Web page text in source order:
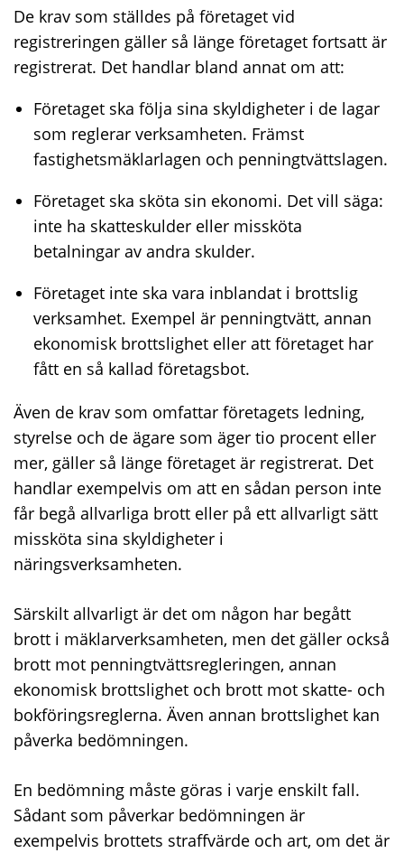
De krav som ställdes på företaget vid
registreringen gäller så länge företaget fortsatt är
registrerat. Det handlar bland annat om att:
Företaget ska följa sina skyldigheter i de lagar
som reglerar verksamheten. Främst
fastighetsmäklarlagen och penningtvättslagen.
Företaget ska sköta sin ekonomi. Det vill säga:
inte ha skatteskulder eller missköta
betalningar av andra skulder.
Företaget inte ska vara inblandat i brottslig
verksamhet. Exempel är penningtvätt, annan
ekonomisk brottslighet eller att företaget har
fått en så kallad företagsbot.
Även de krav som omfattar företagets ledning,
styrelse och de ägare som äger tio procent eller
mer, gäller så länge företaget är registrerat. Det
handlar exempelvis om att en sådan person inte
får begå allvarliga brott eller på ett allvarligt sätt
missköta sina skyldigheter i
näringsverksamheten.
Särskilt allvarligt är det om någon har begått
brott i mäklarverksamheten, men det gäller också
brott mot penningtvättsregleringen, annan
ekonomisk brottslighet och brott mot skatte- och
bokföringsreglerna. Även annan brottslighet kan
påverka bedömningen.
En bedömning måste göras i varje enskilt fall.
Sådant som påverkar bedömningen är
exempelvis brottets straffvärde och art, om det är